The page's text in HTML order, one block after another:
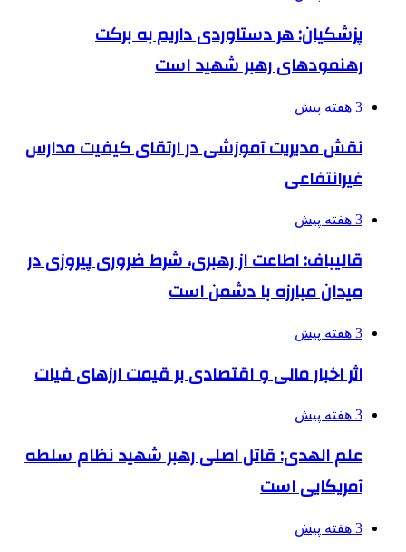
پزشکیان: هر دستاوردی داریم به برکت
رهنمودهای رهبر شهید است
3 هفته پیش
نقش مدیریت آموزشی در ارتقای کیفیت مدارس
غیرانتفاعی
3 هفته پیش
قالیباف: اطاعت از رهبری، شرط ضروری پیروزی در
میدان مبارزه با دشمن است
3 هفته پیش
اثر اخبار مالی و اقتصادی بر قیمت ارزهای فیات
3 هفته پیش
علم الهدی: قاتل اصلی رهبر شهید نظام سلطه
آمریکایی است
3 هفته پیش